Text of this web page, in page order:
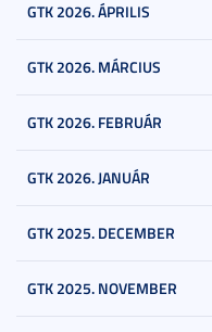
GTK 2026. ÁPRILIS
GTK 2026. MÁRCIUS
GTK 2026. FEBRUÁR
GTK 2026. JANUÁR
GTK 2025. DECEMBER
GTK 2025. NOVEMBER